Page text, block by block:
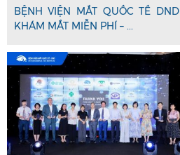
BỆNH VIỆN MẮT QUỐC TẾ DND
KHÁM MẮT MIỄN PHÍ – ...